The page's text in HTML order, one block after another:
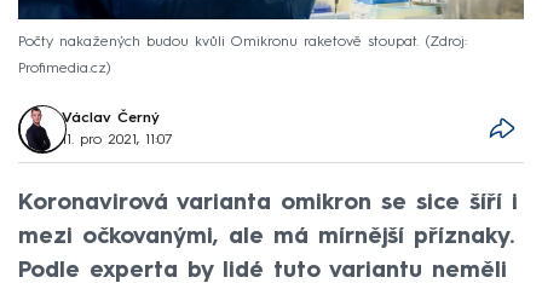
Počty nakažených budou kvůli Omikronu raketově stoupat.
Zdroj:
Profimedia.cz
Václav Černý
11. pro 2021, 11:07
Koronavirová varianta omikron se sice šíří i
mezi očkovanými, ale má mírnější příznaky.
Podle experta by lidé tuto variantu neměli